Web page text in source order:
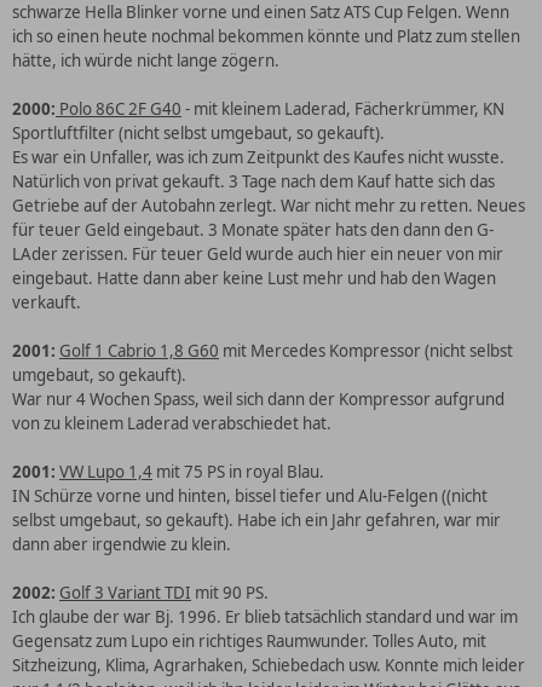
schwarze Hella Blinker vorne und einen Satz ATS Cup Felgen. Wenn
ich so einen heute nochmal bekommen könnte und Platz zum stellen
hätte, ich würde nicht lange zögern.
2000: Polo 86C 2F G40 - mit kleinem Laderad, Fächerkrümmer, KN
Sportluftfilter (nicht selbst umgebaut, so gekauft).
Es war ein Unfaller, was ich zum Zeitpunkt des Kaufes nicht wusste.
Natürlich von privat gekauft. 3 Tage nach dem Kauf hatte sich das
Getriebe auf der Autobahn zerlegt. War nicht mehr zu retten. Neues
für teuer Geld eingebaut. 3 Monate später hats den dann den G-
LAder zerissen. Für teuer Geld wurde auch hier ein neuer von mir
eingebaut. Hatte dann aber keine Lust mehr und hab den Wagen
verkauft.
2001: Golf 1 Cabrio 1,8 G60 mit Mercedes Kompressor (nicht selbst
umgebaut, so gekauft).
War nur 4 Wochen Spass, weil sich dann der Kompressor aufgrund
von zu kleinem Laderad verabschiedet hat.
2001: VW Lupo 1,4 mit 75 PS in royal Blau.
IN Schürze vorne und hinten, bissel tiefer und Alu-Felgen ((nicht
selbst umgebaut, so gekauft). Habe ich ein Jahr gefahren, war mir
dann aber irgendwie zu klein.
2002: Golf 3 Variant TDI mit 90 PS.
Ich glaube der war Bj. 1996. Er blieb tatsächlich standard und war im
Gegensatzzum Lupo ein richtiges Raumwunder. Tolles Auto, mit
Sitzheizung, Klima, Agrarhaken, Schiebedach usw. Konnte mich leider